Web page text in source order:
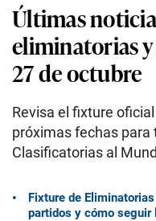
Últimas
eliminatorias
27 de octubre
Revisa el fixture
próximas fechas para
Clasificatorias al
Fixture de
partidos y cómo seguir